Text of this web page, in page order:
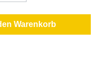
Warenkorb